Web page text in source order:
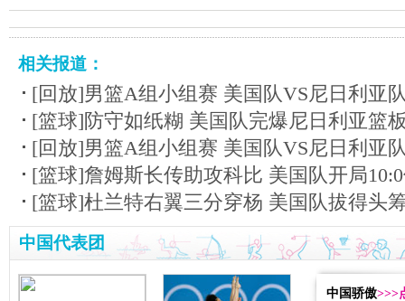
相关报道：
[回放]男篮A组小组赛 美国队VS尼日利亚
[篮球]防守如纸糊 美国队完爆尼日利亚篮
[回放]男篮A组小组赛 美国队VS尼日利亚
[篮球]詹姆斯长传助攻科比 美国队开局
[篮球]杜兰特右翼三分穿杨 美国队拔得头
中国代表团
中国骄傲>>>